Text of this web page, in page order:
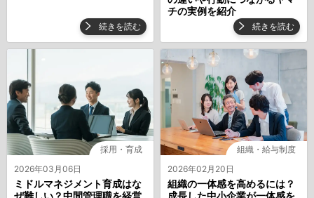
続きを読む
チの実例を紹介
続きを読む
2026年03月06日
採用・育成
ミドルマネジメント育成はな
ぜ難しい？中間管理職を経営
2026年02月20日
組織・給与制度
組織の⼀体感を⾼めるには？
成長した中小企業が一体感を